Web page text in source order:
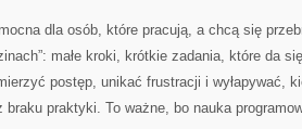
dla osób, które pracują, a chcą się
małe kroki, krótkie zadania, które da
postęp, unikać frustracji i wyłapywać,
braku praktyki. To ważne, bo nauka